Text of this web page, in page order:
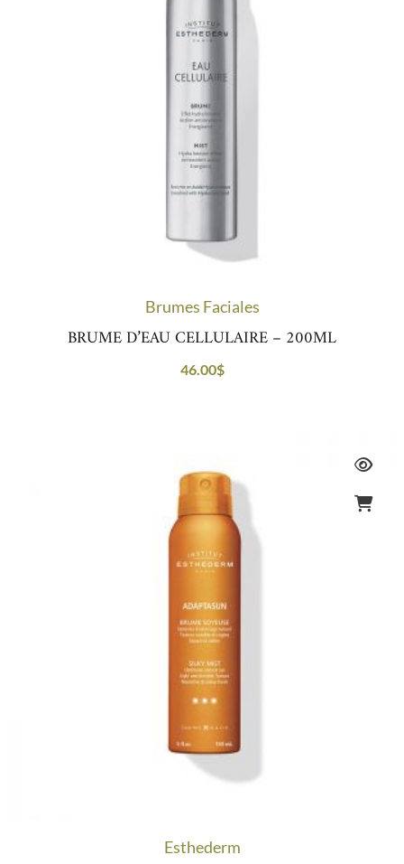
Brumes Faciales
BRUME D’EAU CELLULAIRE – 200ML
46.00$
Esthederm